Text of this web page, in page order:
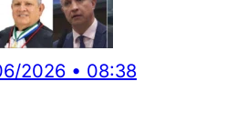
2026 • 08:38